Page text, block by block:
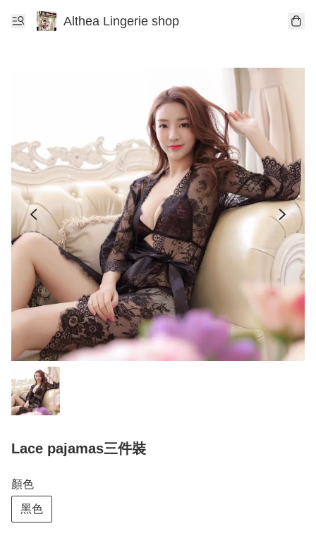
Althea Lingerie shop
Lace pajamas三件裝
顏色
黑色